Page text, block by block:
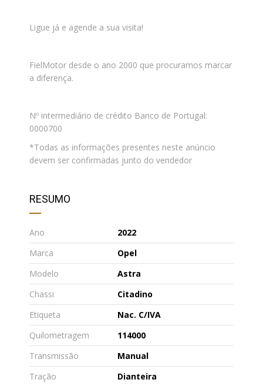
Ligue já e agende a sua visita!
FielMotor desde o ano 2000 que procuramos marcar
a diferença.
Nº intermediário de crédito Banco de Portugal:
0000700
*Todas as informações presentes neste anúncio
devem ser confirmadas junto do vendedor
RESUMO
Ano
2022
Marca
Opel
Modelo
Astra
Chassi
Citadino
Etiqueta
Nac. C/IVA
Quilometragem
114000
Transmissão
Manual
Tração
Dianteira